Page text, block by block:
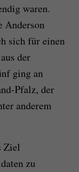
waren.
Anderson
sich für einen
der
ging an
Pfalz, der
anderem
Ziel
zu